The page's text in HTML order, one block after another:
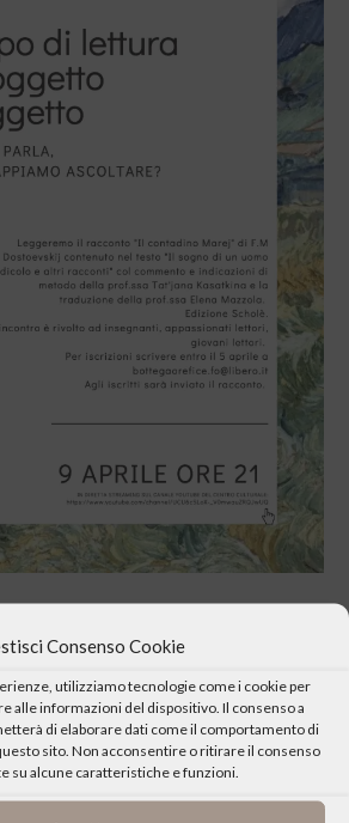
Consenso Cookie
utilizziamo tecnologie come i cookie per
alle informazioni del dispositivo. Il consenso a
di elaborare dati come il comportamento di
sito. Non acconsentire o ritirare il consenso
su alcune caratteristiche e funzioni.
QUESTO EVENTO